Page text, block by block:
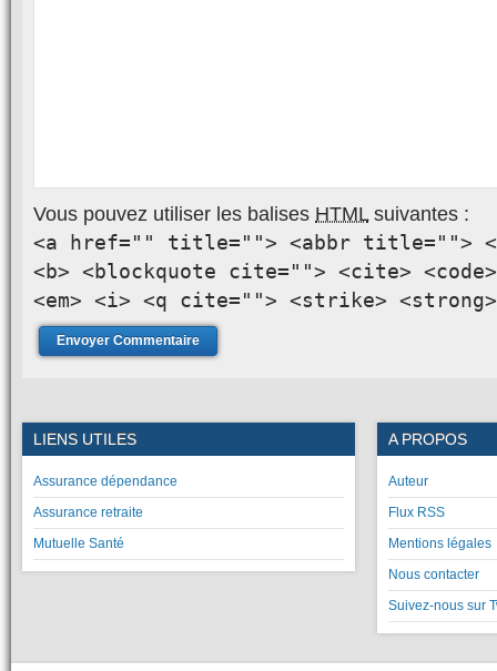
Vous pouvez utiliser les balises HTMLsuivantes :
<a href="" title=""> <abbr title="">
<b> <blockquote cite=""> <cite>
<em> <i> <q cite=""> <strike> <strong>
LIENS UTILES
Assurance dépendance
Assurance retraite
Mutuelle Santé
A PROPOS
Auteur
Flux RSS
Mentions légales
Nous contacter
Suivez-nous sur